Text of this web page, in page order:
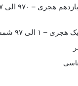
هجری – ۹۷۰ الی ۱۰۶۷ شمسی
– ۱ الی ۹۷ شمسی –